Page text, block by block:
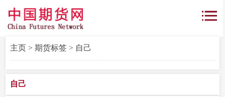
主页> 期货标签> 自己
自己